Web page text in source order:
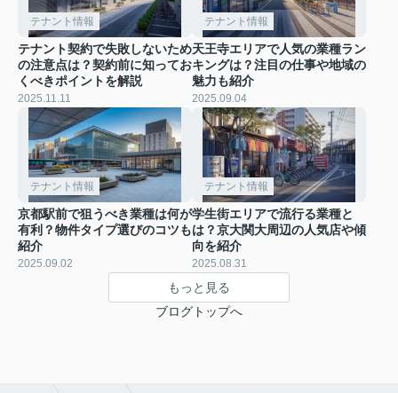
テナント情報
テナント契約で失敗しないため
の注意点は？契約前に知ってお
くべきポイントを解説
2025.11.11
テナント情報
天王寺エリアで人気の業種ラン
キングは？注目の仕事や地域の
魅力も紹介
2025.09.04
テナント情報
京都駅前で狙うべき業種は何が
有利？物件タイプ選びのコツも
紹介
2025.09.02
テナント情報
学生街エリアで流行る業種と
は？京大関大周辺の人気店や傾
向を紹介
2025.08.31
もっと見る
ブログトップへ